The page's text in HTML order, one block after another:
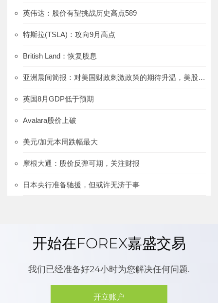
英伟达：股价有望挑战历史高点589
特斯拉(TSLA)：攻向9月高点
British Land：恢复股息
亚洲晨间简报：对美国财政刺激政策的期待升温，美股上涨、美元下跌
英国8月GDP低于预期
Avalara股价上破
美元/加元本周跌幅最大
摩根大通：股价反弹可期，关注财报
日本央行准备驰援，但或许无济于事
开始在FOREX嘉盛交易
我们已经准备好24小时为您解决任何问题.
开立账户